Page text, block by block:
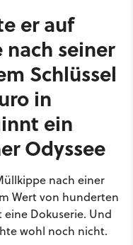
er auf
seiner
Schlüssel
in
ein
Odyssee
nach einer
Wert von hunderten
Dokuserie. Und
wohl noch nicht.